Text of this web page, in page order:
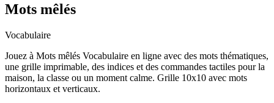
Mots mêlés
Vocabulaire
Jouez à Mots mêlés Vocabulaire en ligne avec des mots thématiques,
une grille imprimable, des indices et des commandes tactiles pour la
maison, la classe ou un moment calme. Grille 10x10 avec mots
horizontaux et verticaux.